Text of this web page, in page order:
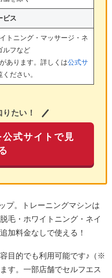
ビス
トニング・マッサージ・ネ
ルフなど
あります。詳しくは公式サ
ください。
りたい！
式サイトで見
プ。トレーニングマシンは
毛・ホワイトニング・ネイ
加料金なしで使える！
目的でも利用可能です♪（※
す。一部店舗でセルフエス